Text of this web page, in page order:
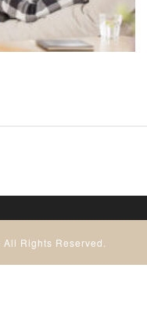
All Rights Reserved.